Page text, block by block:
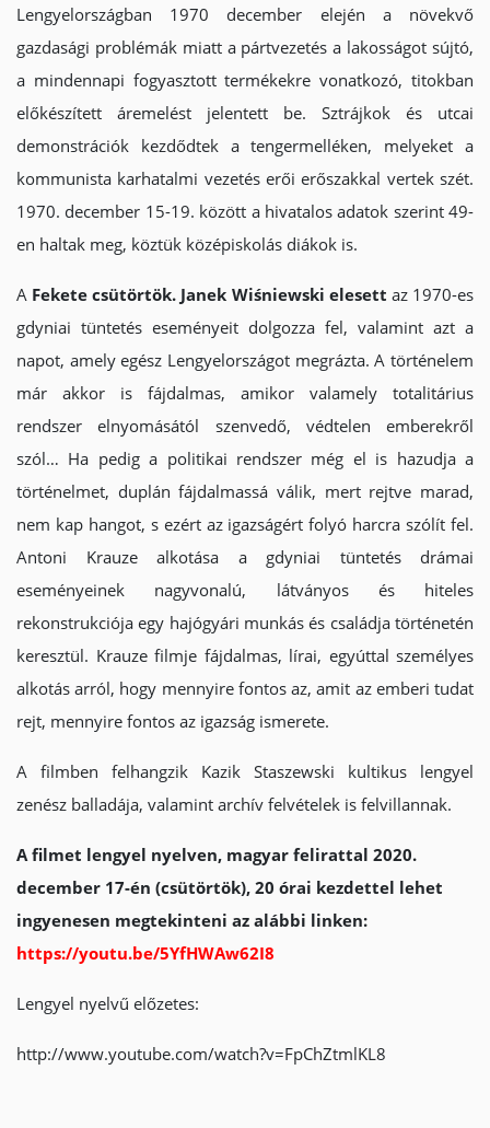
Lengyelországban 1970 december elején a növekvő
gazdasági problémák miatt a pártvezetés a lakosságot sújtó,
a mindennapi fogyasztott termékekre vonatkozó, titokban
előkészített áremelést jelentett be. Sztrájkok és utcai
demonstrációk kezdődtek a tengermelléken, melyeket a
kommunista karhatalmi vezetés erői erőszakkal vertek szét.
1970. december 15-19. között a hivatalos adatok szerint 49-
en haltak meg, köztük középiskolás diákok is.
A Fekete csütörtök. Janek Wiśniewski elesett az 1970-es
gdyniai tüntetés eseményeit dolgozza fel, valamint azt a
napot, amely egész Lengyelországot megrázta. A történelem
már akkor is fájdalmas, amikor valamely totalitárius
rendszer elnyomásától szenvedő, védtelen emberekről
szól… Ha pedig a politikai rendszer még el is hazudja a
történelmet, duplán fájdalmassá válik, mert rejtve marad,
nem kap hangot, s ezért az igazságért folyó harcra szólít fel.
Antoni Krauze alkotása a gdyniai tüntetés drámai
eseményeinek nagyvonalú, látványos és hiteles
rekonstrukciója egy hajógyári munkás és családja történetén
keresztül. Krauze filmje fájdalmas, lírai, egyúttal személyes
alkotás arról, hogy mennyire fontos az, amit az emberi tudat
rejt, mennyire fontos az igazság ismerete.
A filmben felhangzik Kazik Staszewski kultikus lengyel
zenész balladája, valamint archív felvételek is felvillannak.
A filmet lengyel nyelven, magyar felirattal 2020.
december 17-én (csütörtök), 20 órai kezdettel lehet
ingyenesen megtekinteni az alábbi linken:
https://youtu.be/5YfHWAw62I8
Lengyel nyelvű előzetes:
http://www.youtube.com/watch?v=FpChZtmlKL8